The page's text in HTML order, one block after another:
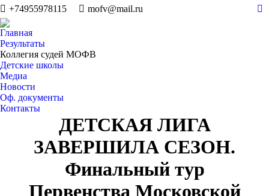
+74955978115 mofv@mail.ru
Главная
Результаты
Коллегия судей МОФВ
Детские школы
Медиа
Новости
Оф. документы
Контакты
ДЕТСКАЯ ЛИГА
ЗАВЕРШИЛА СЕЗОН.
Финальный тур
Первенства Московской